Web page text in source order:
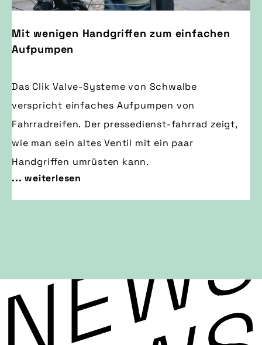
Mit wenigen Handgriffen zum einfachen
Aufpumpen
Das Clik Valve-Systeme von Schwalbe
verspricht einfaches Aufpumpen von
Fahrradreifen. Der pressedienst-fahrrad zeigt,
wie man sein altes Ventil mit ein paar
Handgriffen umrüsten kann.
... weiterlesen